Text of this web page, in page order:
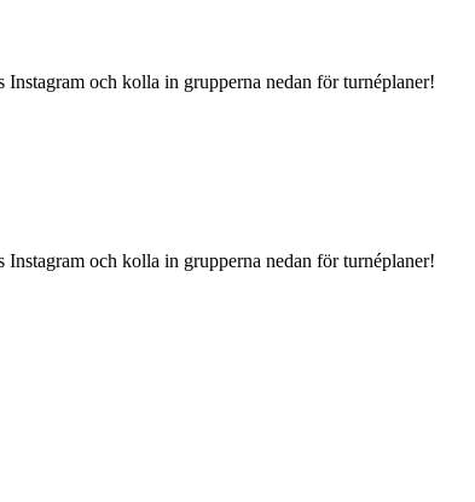
och kolla in grupperna nedan för turnéplaner!
och kolla in grupperna nedan för turnéplaner!